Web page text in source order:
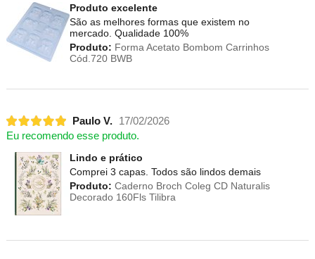
Produto excelente
São as melhores formas que existem no
mercado. Qualidade 100%
Produto: Forma Acetato Bombom Carrinhos
Cód.720 BWB
Paulo V.
17/02/2026
Eu recomendo esse produto.
Lindo e prático
Comprei 3 capas. Todos são lindos demais
Produto: Caderno Broch Coleg CD Naturalis
Decorado 160Fls Tilibra